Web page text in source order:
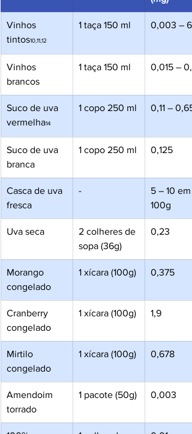
Vinhos
tintos10,11,12
1 taça 150 ml 0,003 –
Vinhos
brancos
1 taça 150 ml 0,015 –
Suco de uva
vermelha14
1 copo 250 ml 0,11 – 0,65
Suco de uva
branca
1 copo 250 ml 0,125
Casca de uva
fresca
-
5 – 10 em
100g
Uva seca
2 colheres de
sopa (36g)
0,23
Morango
congelado
1 xícara (100g) 0,375
Cranberry
congelado
1 xícara (100g) 1,9
Mirtilo
congelado
1 xícara (100g) 0,678
Amendoim
torrado
1 pacote (50g) 0,003